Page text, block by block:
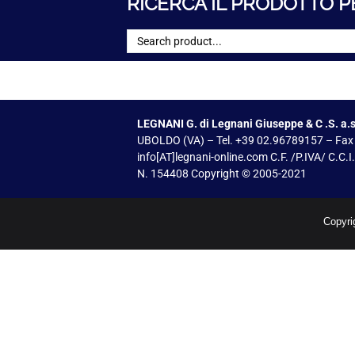
LEGNANI G. di Legnani Giuseppe & C .S.
UBOLDO (VA) – Tel. +39 02.96789157 –
info[AT]legnani-online.com C.F. /P.IVA/
N. 154408 Copyright © 2005-2021